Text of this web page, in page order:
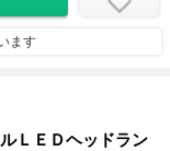
ます
ＬＥＤヘッドラン